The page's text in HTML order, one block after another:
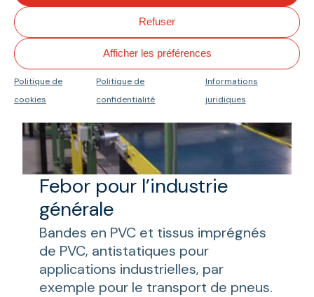
Refuser
Afficher les préférences
Politique de
cookies
Politique de
confidentialité
Informations
juridiques
Febor pour l’industrie
générale
Bandes en PVC et tissus imprégnés
de PVC, antistatiques pour
applications industrielles, par
exemple pour le transport de pneus.